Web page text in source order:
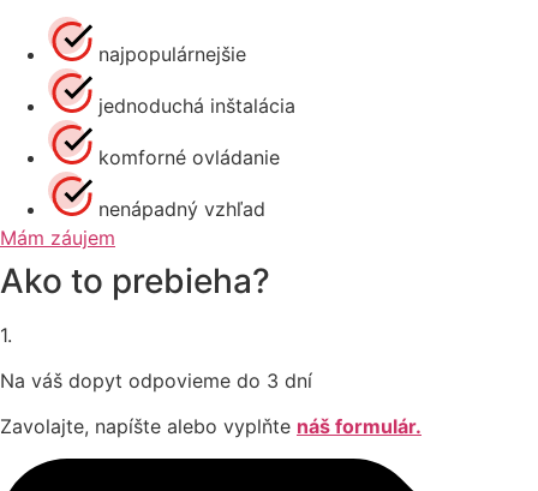
najpopulárnejšie
jednoduchá inštalácia
komforné ovládanie
nenápadný vzhľad
Mám záujem
Ako to prebieha?
1.
Na váš dopyt odpovieme do 3 dní
Zavolajte, napíšte alebo vyplňte náš formulár.